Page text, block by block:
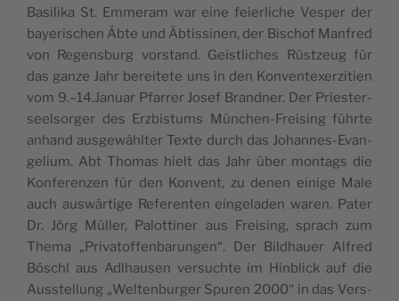
Basi­li­ka St. Emme­ram war eine fei­er­lic­he Ves­per der
baye­ri­sc­hen Äbte und Äbtis­si­nen, der Bisc­hof Man­fred
von Regen­s­burg vor­s­tand. Gei­s­tlic­hes Rüst­ze­ug für
das gan­ze Jahr bere­i­t­ete uns in den Kon­ven­te­xer­zi­ti­en
vom 9.–14.Januar Pfa­rrer Josef Brand­ner. Der Pri­e­s­ter­
se­el­sor­ger des Erz­bi­s­tums Münc­hen-Fre­i­sing führ­te
anhand aus­ge­wähl­ter Texte durch das Johan­nes-Evan­
ge­li­um. Abt Tho­mas hielt das Jahr über mon­tags die
Kon­fe­ren­zen für den Kon­vent, zu denen ein­ige Male
auch auswär­t­ige Refe­ren­ten ein­ge­la­den waren. Pater
Dr. Jörg Mül­ler, Palot­ti­ner aus Fre­i­sing, sprach zum
Thema „Pri­va­tof­fen­ba­run­gen“. Der Bild­ha­u­er Alfred
Bösc­hl aus Adl­ha­u­sen ver­suc­hte im Hin­blick auf die
Aus­s­tel­lung „Wel­ten­bur­ger Spu­ren 2000“ in das Ver­s­